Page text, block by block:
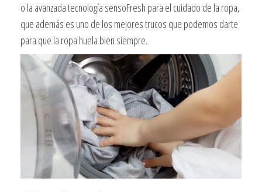
o la avanzada tecnología sensoFresh para el cuidado de la ropa,
que además es uno de los mejores trucos que podemos darte
para que la ropa huela bien siempre.